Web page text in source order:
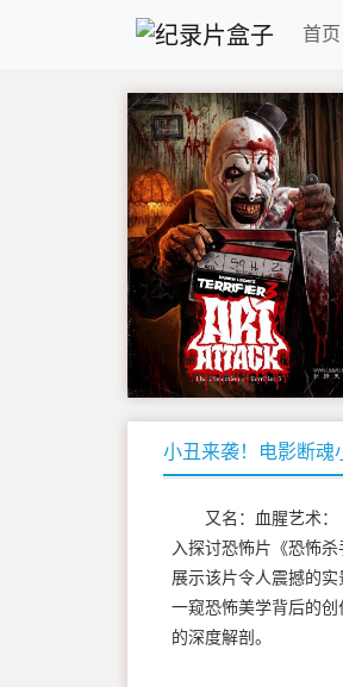
首页
小丑来袭！电影断魂
又名：血腥艺术
入探讨恐怖片《恐怖
展示该片令人震撼的
一窥恐怖美学背后的
的深度解剖。